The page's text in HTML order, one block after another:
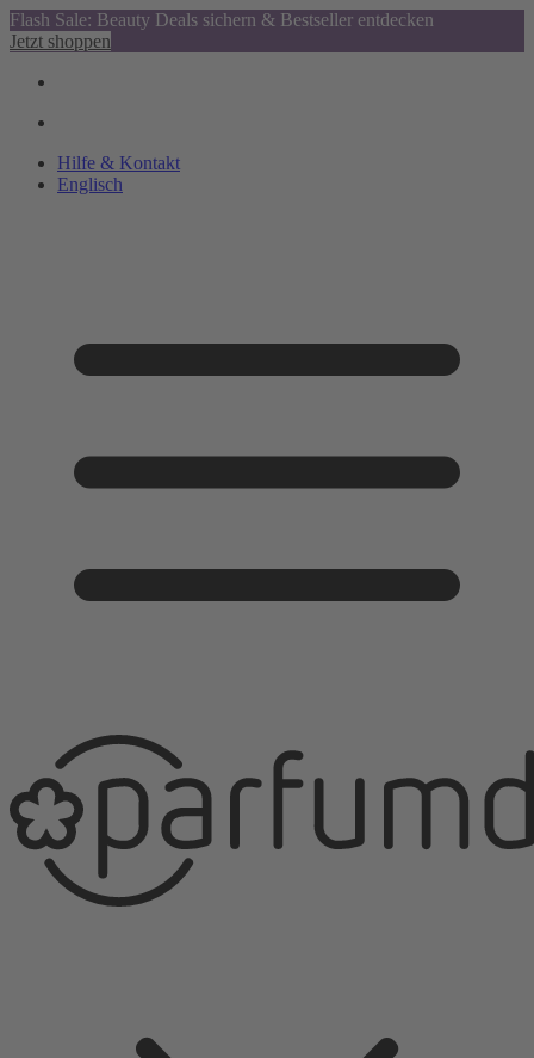
Flash Sale: Beauty Deals sichern & Bestseller entdecken
Jetzt shoppen
Hilfe & Kontakt
Englisch